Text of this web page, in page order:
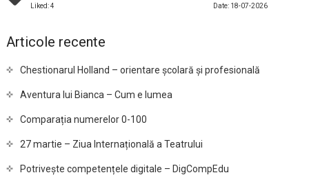
Liked: 4 Date: 18-07-2026
Articole recente
Chestionarul Holland – orientare școlară și profesională
Aventura lui Bianca – Cum e lumea
Comparația numerelor 0-100
27 martie – Ziua Internațională a Teatrului
Potrivește competențele digitale – DigCompEdu